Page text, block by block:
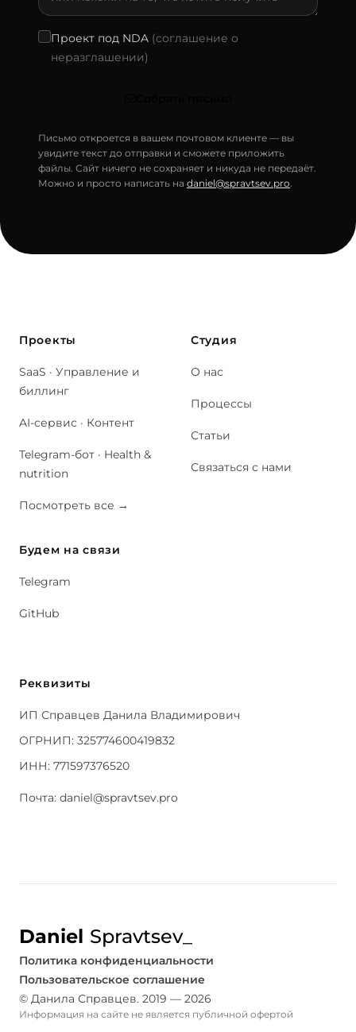
Проект под NDA (соглашение о
неразглашении)
Письмо откроется в вашем почтовом клиенте — вы
увидите текст до отправки и сможете приложить
файлы. Сайт ничего не сохраняет и никуда не передаёт.
Можно и просто написать на daniel@spravtsev.pro
Проекты
SaaS · Управление и
биллинг
AI-сервис · Контент
Telegram-бот · Health &
nutrition
Посмотреть все →
Студия
О нас
Процессы
Статьи
Связаться с нами
Будем на связи
Telegram
GitHub
Реквизиты
ИП Справцев Данила Владимирович
ОГРНИП: 325774600419832
ИНН: 771597376520
Почта: daniel@spravtsev.pro
Daniel Spravtsev_
Политика конфиденциальности
Пользовательское соглашение
© Данила Справцев. 2019 — 2026
Информация на сайте не является публичной офертой